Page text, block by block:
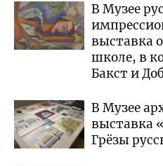
В Музее
выставка
школе, в
Бакст и
В Музее
выставка
Грёзы